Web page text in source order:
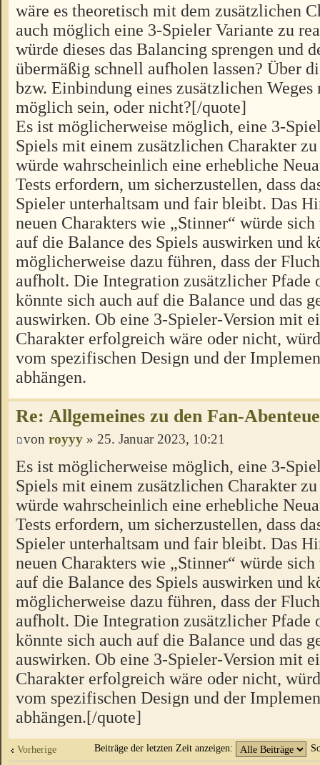
wäre es theoretisch mit dem zusätzlichen
auch möglich eine 3-Spieler Variante zu
würde dieses das Balancing sprengen und
übermäßig schnell aufholen lassen? Über
bzw. Einbindung eines zusätzlichen Weges
möglich sein, oder nicht?[/quote]
Es ist möglicherweise möglich, eine 3-
Spiels mit einem zusätzlichen Charakter
würde wahrscheinlich eine erhebliche
Tests erfordern, um sicherzustellen, dass
Spieler unterhaltsam und fair bleibt. Das
neuen Charakters wie „Stinner“ würde
auf die Balance des Spiels auswirken und
möglicherweise dazu führen, dass der
aufholt. Die Integration zusätzlicher Pfade
könnte sich auch auf die Balance und das
auswirken. Ob eine 3-Spieler-Version mit
Charakter erfolgreich wäre oder nicht,
vom spezifischen Design und der
abhängen.
Re: Allgemeines zu den Fan-
von royyy » 25. Januar 2023, 10:21
Es ist möglicherweise möglich, eine 3-
Spiels mit einem zusätzlichen Charakter
würde wahrscheinlich eine erhebliche
Tests erfordern, um sicherzustellen, dass
Spieler unterhaltsam und fair bleibt. Das
neuen Charakters wie „Stinner“ würde
auf die Balance des Spiels auswirken und
möglicherweise dazu führen, dass der
aufholt. Die Integration zusätzlicher Pfade
könnte sich auch auf die Balance und das
auswirken. Ob eine 3-Spieler-Version mit
Charakter erfolgreich wäre oder nicht,
vom spezifischen Design und der
abhängen.[/quote]
Vorherige Beiträge der letzten Zeit anzeigen: